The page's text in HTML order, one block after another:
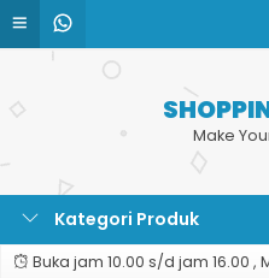
Make
Kategori Produk
Buka jam 10.00 s/d jam 16.00 ,